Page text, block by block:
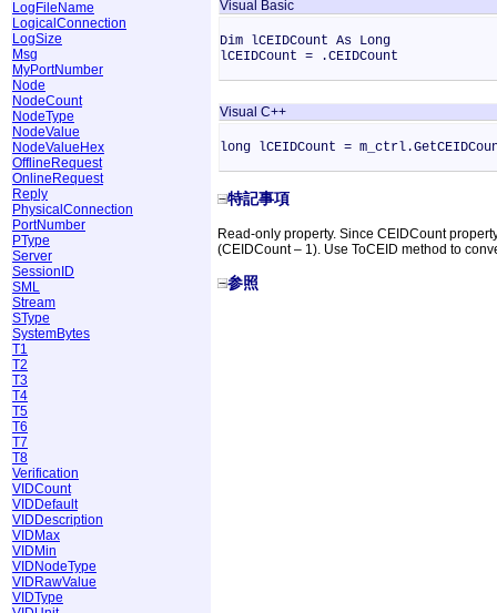
LogFileName
LogicalConnection
LogSize
Msg
MyPortNumber
Node
NodeCount
NodeType
NodeValue
NodeValueHex
OfflineRequest
OnlineRequest
Reply
PhysicalConnection
PortNumber
PType
Server
SessionID
SML
Stream
SType
SystemBytes
T1
T2
T3
T4
T5
T6
T7
T8
Verification
VIDCount
VIDDefault
VIDDescription
VIDMax
VIDMin
VIDNodeType
VIDRawValue
VIDType
Visual Basic
Dim lCEIDCount As Long
lCEIDCount = .CEIDCount
Visual C++
long lCEIDCount =
特記事項
Read-only property. Since CEIDCount
(CEIDCount – 1). Use ToCEID method to
参照